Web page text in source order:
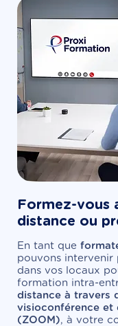
Formez-vous
distance ou
En tant que
pouvons intervenir
dans vos locaux
formation intra-
distance à travers
visioconférence et
(ZOOM), à votre